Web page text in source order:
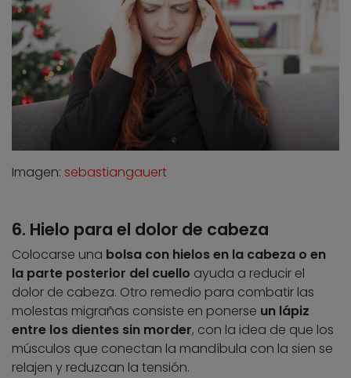
Imagen: sebastiangauert
6. Hielo para el dolor de cabeza
Colocarse una bolsa con hielos en la cabeza o en
la parte posterior del cuello ayuda a reducir el
dolor de cabeza. Otro remedio para combatir las
molestas migrañas consiste en ponerse un lápiz
entre los dientes sin morder, con la idea de que los
músculos que conectan la mandíbula con la sien se
relajen y reduzcan la tensión.